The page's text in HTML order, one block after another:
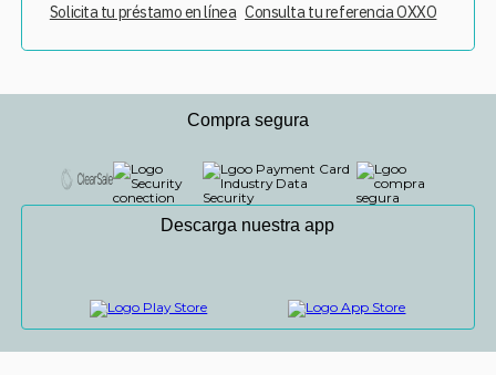
Solicita tu préstamo en línea Consulta tu referencia OXXO
Compra segura
Descarga nuestra app